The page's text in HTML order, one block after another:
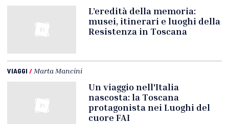
L’eredità della memoria:
musei, itinerari e luoghi della
Resistenza in Toscana
VIAGGI / Marta Mancini
Un viaggio nell'Italia
nascosta: la Toscana
protagonista nei Luoghi del
cuore FAI